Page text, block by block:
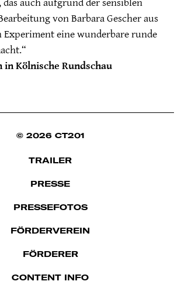
auch aufgrund der sensiblen
von Barbara Gescher aus
Experiment eine wunderbare runde
in Kölnische Rundschau
© 2026 CT201
TRAILER
PRESSE
PRESSEFOTOS
FÖRDERVEREIN
FÖRDERER
CONTENT INFO